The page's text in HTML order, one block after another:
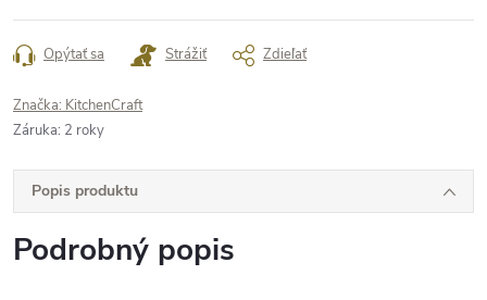
cena:
Opýtať sa Strážiť Zdieľať
Značka: KitchenCraft
Záruka: 2 roky
Popis produktu
Podrobný popis